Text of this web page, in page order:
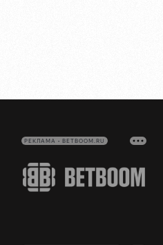
РЕКЛАМА • BETBOOM.RU